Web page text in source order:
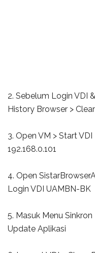
2. Sebelum Login VDI
History Browser >
3. Open VM > Start
192.168.0.101
4. Open
Login VDI UAMBN-BK
5. Masuk Menu
Update Aplikasi